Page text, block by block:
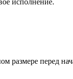
исполнение.
размере перед